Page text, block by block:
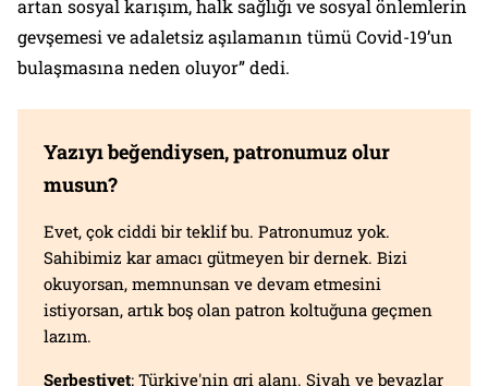
artan sosyal karışım, halk sağlığı ve sosyal önlemlerin
gevşemesi ve adaletsiz aşılamanın tümü Covid-19’un
bulaşmasına neden oluyor” dedi.
Yazıyı beğendiysen, patronumuz olur
musun?
Evet, çok ciddi bir teklif bu. Patronumuz yok.
Sahibimiz kar amacı gütmeyen bir dernek. Bizi
okuyorsan, memnunsan ve devam etmesini
istiyorsan, artık boş olan patron koltuğuna geçmen
lazım.
Serbestiyet; Türkiye'nin gri alanı. Siyah ve beyazlar